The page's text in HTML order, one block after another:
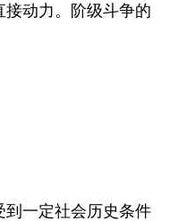
接动力。阶级斗争的
到一定社会历史条件